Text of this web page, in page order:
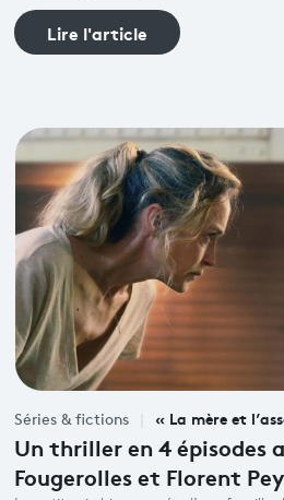
Lire l'article
Séries & fictions « La mère et
Un thriller en 4 épisodes
Fougerolles et Florent